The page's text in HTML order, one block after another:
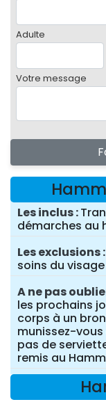
Adulte
Votre message
Les inclus
démarches au
Les exclusions
soins du
A ne pas
les prochains
corps à un
munissez-
pas de
remis au